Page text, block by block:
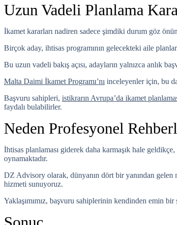
Uzun Vadeli Planlama
İkamet kararları nadiren sadece şimdiki durum göz
Birçok aday, ihtisas programının gelecekteki aile
Bu uzun vadeli bakış açısı, adayların yalnızca anlık
Malta Daimi İkamet Programı’nı inceleyenler için, bu
Başvuru sahipleri, istikrarın Avrupa’da ikamet
faydalı bulabilirler.
Neden Profesyonel
İhtisas planlaması giderek daha karmaşık hale
oynamaktadır.
DZ Advisory olarak, dünyanın dört bir yanından
hizmeti sunuyoruz.
Yaklaşımımız, başvuru sahiplerinin kendinden emin